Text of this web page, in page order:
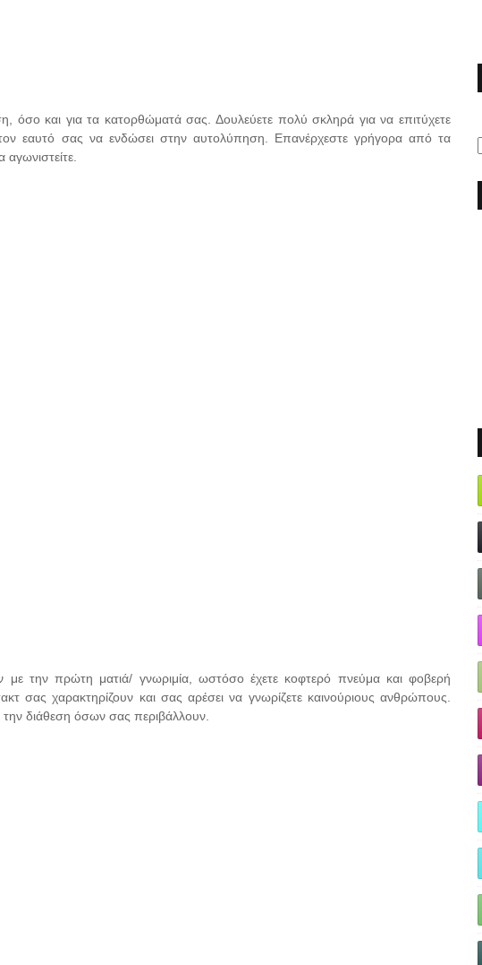
όσο και για τα κατορθώματά σας. Δουλεύετε πολύ σκληρά για να επιτύχετε
εαυτό σας να ενδώσει στην αυτολύπηση. Επανέρχεστε γρήγορα από τα
με την πρώτη ματιά/ γνωριμία, ωστόσο έχετε κοφτερό πνεύμα και φοβερή
σας χαρακτηρίζουν και σας αρέσει να γνωρίζετε καινούριους ανθρώπους.
την διάθεση όσων σας περιβάλλουν.